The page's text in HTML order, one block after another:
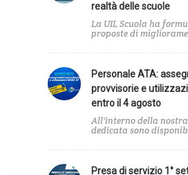
realtà delle scuole
La UIL Scuola ha
proposte di
Personale ATA:
provvisorie e
entro il 4 agosto
All'interno della
dedicata sono
Presa di servizio 1°